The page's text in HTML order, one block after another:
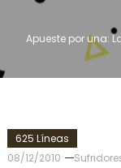
Apueste por una:
625 Líneas
08/12/2010